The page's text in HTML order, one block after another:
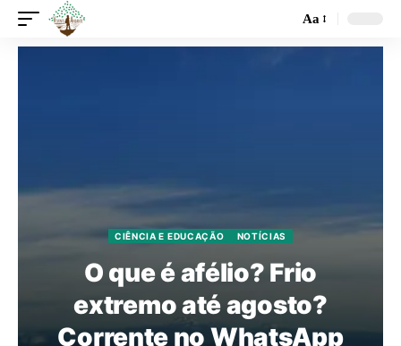
Aa
CIÊNCIA E EDUCAÇÃO NOTÍCIAS
O que é afélio? Frio
extremo até agosto?
Corrente no WhatsApp